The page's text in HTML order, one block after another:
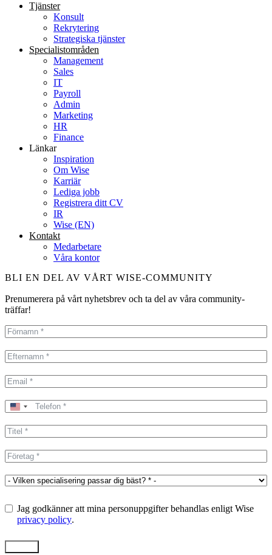
Tjänster
Konsult
Rekrytering
Strategiska tjänster
Specialist­områden
Management
Sales
IT
Payroll
Admin
Marketing
HR
Finance
Länkar
Inspiration
Om Wise
Karriär
Lediga jobb
Registrera ditt CV
IR
Wise (EN)
Kontakt
Medarbetare
Våra kontor
BLI EN DEL AV VÅRT WISE-COMMUNITY
Prenumerera på vårt nyhetsbrev och ta del av våra community-
träffar!
United
+1
Jag godkänner att mina personuppgifter behandlas enligt Wise
privacy policy.